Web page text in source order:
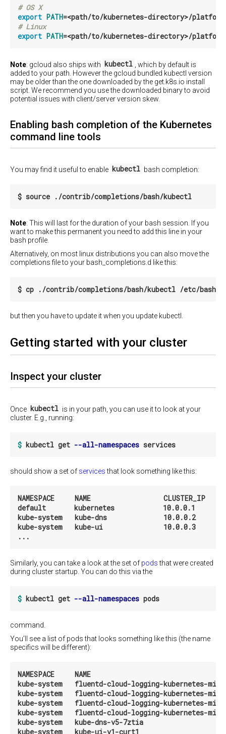
的
CoreOS
oVirt
多
点
群
集
CoreOS
于
Calico
网
络
Fedora
通
rkt
运
行
使
需
意
题
在
部
署
Kubernetes
基
在
Mesos
部
节
点)
CentOS
CoreOS
with
Calico
Ubuntu
Nodes
with
Calico
集
管
理
指
南
有
命
名
空
间
群
集
共
享
名
间
指
设
置
Pod
的
CPU
存
资
资
额
及
制
件
置
etcd
Federating
Clusters
多
个
集
群
集
大
配
置
多
个
Schedulers
Kubernetes
的
# OS X
export PATH=<path/to/kubernetes-directory>/
# Linux
export PATH=<path/to/kubernetes-directory>/
Note: gcloud also ships with kubectl
, which by default is
added to your path. However the gcloud bundled kubectl version
may be older than the one downloaded by the get.k8s.io install
script. We recommend you use the downloaded binary to avoid
potential issues with client/server version skew.
Enabling bash completion of the Kubernetes
command line tools
You may find it useful to enable kubectl bash completion:
Note: This will last for the duration of your bash session. If you
want to make this permanent you need to add this line in your
bash profile.
Alternatively, on most linux distributions you can also move the
completions file to your bash_completions.d like this:
but then you have to update it when you update kubectl.
Getting started with your cluster
Inspect your cluster
Once kubectl is in your path, you can use it to look at your
cluster. E.g., running:
$ kubectl get --all-namespaces
should show a set of servicesthat look something like this:
NAMESPACE     NAME                  CLUSTER_IP
default       kubernetes            10.0.0.1
kube-system   kube-dns              10.0.0.2
kube-system   kube-ui               10.0.0.3
Similarly, you can take a look at the set of podsthat were created
during cluster startup. You can do this via the
$ kubectl get --all-namespaces
command.
You’ll see a list of pods that looks something like this (the name
specifics will be different):
NAMESPACE     NAME
kube-system   fluentd-cloud-logging-kubernetes-
kube-system   fluentd-cloud-logging-kubernetes-
kube-system   fluentd-cloud-logging-kubernetes-
kube-system   fluentd-cloud-logging-kubernetes-
kube-system   kube-dns-v5-7ztia
kube-system   kube-ui-v1-curt1